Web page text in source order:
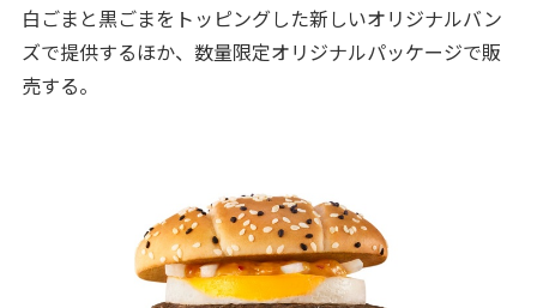
白ごまと黒ごまをトッピングした新しいオリジナルバン
ズで提供するほか、数量限定オリジナルパッケージで販
売する。